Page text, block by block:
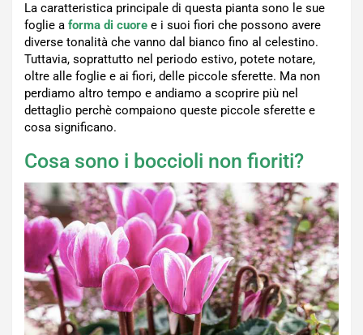
La caratteristica principale di questa pianta sono le sue
foglie a forma di cuore e i suoi fiori che possono avere
diverse tonalità che vanno dal bianco fino al celestino.
Tuttavia, soprattutto nel periodo estivo, potete notare,
oltre alle foglie e ai fiori, delle piccole sferette. Ma non
perdiamo altro tempo e andiamo a scoprire più nel
dettaglio perchè compaiono queste piccole sferette e
cosa significano.
Cosa sono i boccioli non fioriti?